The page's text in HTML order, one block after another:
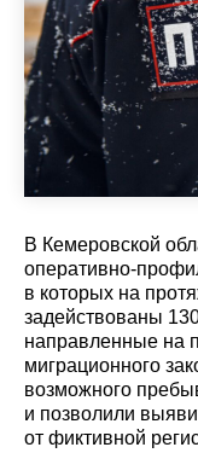
В Кемеровской
оперативно-
в которых на
задействованы
направленные на
миграционного
возможного
и позволили
от фиктивной